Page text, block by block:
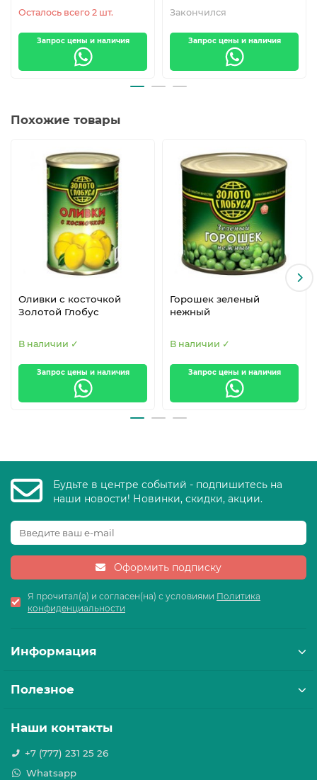
Осталось всего 2 шт.
Запрос цены и наличия
Закончился
Запрос цены и наличия
Похожие товары
Оливки с косточкой
Золотой Глобус
В наличии ✓
Запрос цены и наличия
Горошек зеленый
нежный
В наличии ✓
Запрос цены и наличия
Будьте в центре событий - подпишитесь на
наши новости! Новинки, скидки, акции.
Оформить подписку
Я прочитал(а) и согласен(на) с условиями Политика
конфиденциальности
Информация
Полезное
Наши контакты
+7 (777) 231 25 26
Whatsapp